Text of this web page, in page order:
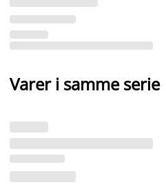
Varer i samme serie